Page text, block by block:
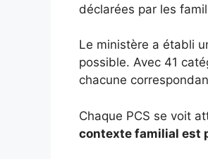
déclarées par les
Le ministère a établi
possible. Avec 41
chacune
Chaque PCS se voit
contexte familial est